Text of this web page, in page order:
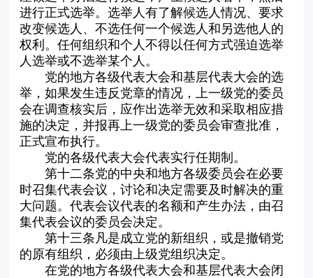
进行正式选举。选举人有了解候选人情况、要求
改变候选人、不选任何一个候选人和另选他人的
权利。任何组织和个人不得以任何方式强迫选举
人选举或不选举某个人。
党的地方各级代表大会和基层代表大会的选
举，如果发生违反党章的情况，上一级党的委员
会在调查核实后，应作出选举无效和采取相应措
施的决定，并报再上一级党的委员会审查批准，
正式宣布执行。
党的各级代表大会代表实行任期制。
第十二条党的中央和地方各级委员会在必要
时召集代表会议，讨论和决定需要及时解决的重
大问题。代表会议代表的名额和产生办法，由召
集代表会议的委员会决定。
第十三条凡是成立党的新组织，或是撤销党
的原有组织，必须由上级党组织决定。
在党的地方各级代表大会和基层代表大会闭